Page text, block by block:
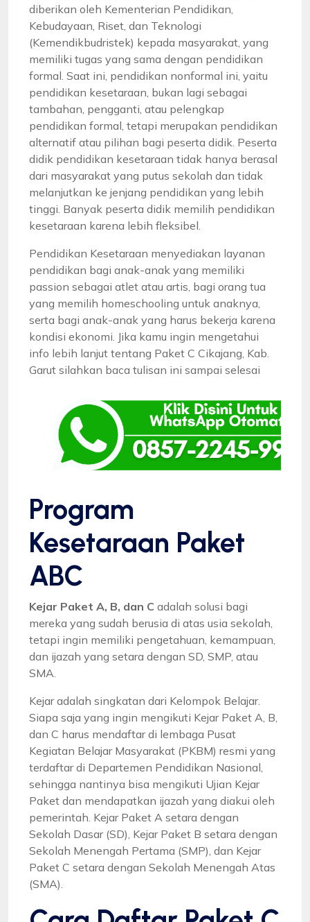
diberikan oleh Kementerian Pendidikan,
Kebudayaan, Riset, dan Teknologi
(Kemendikbudristek) kepada masyarakat, yang
memiliki tugas yang sama dengan pendidikan
formal. Saat ini, pendidikan nonformal ini, yaitu
pendidikan kesetaraan, bukan lagi sebagai
tambahan, pengganti, atau pelengkap
pendidikan formal, tetapi merupakan pendidikan
alternatif atau pilihan bagi peserta didik. Peserta
didik pendidikan kesetaraan tidak hanya berasal
dari masyarakat yang putus sekolah dan tidak
melanjutkan ke jenjang pendidikan yang lebih
tinggi. Banyak peserta didik memilih pendidikan
kesetaraan karena lebih fleksibel.
Pendidikan Kesetaraan menyediakan layanan
pendidikan bagi anak-anak yang memiliki
passion sebagai atlet atau artis, bagi orang tua
yang memilih homeschooling untuk anaknya,
serta bagi anak-anak yang harus bekerja karena
kondisi ekonomi. Jika kamu ingin mengetahui
info lebih lanjut tentang Paket C Cikajang, Kab.
Garut silahkan baca tulisan ini sampai selesai
Program
Kesetaraan Paket
ABC
Kejar Paket A, B, dan C adalah solusi bagi
mereka yang sudah berusia di atas usia sekolah,
tetapi ingin memiliki pengetahuan, kemampuan,
dan ijazah yang setara dengan SD, SMP, atau
SMA.
Kejar adalah singkatan dari Kelompok Belajar.
Siapa saja yang ingin mengikuti Kejar Paket A, B,
dan C harus mendaftar di lembaga Pusat
Kegiatan Belajar Masyarakat (PKBM) resmi yang
terdaftar di Departemen Pendidikan Nasional,
sehingga nantinya bisa mengikuti Ujian Kejar
Paket dan mendapatkan ijazah yang diakui oleh
pemerintah. Kejar Paket A setara dengan
Sekolah Dasar (SD), Kejar Paket B setara dengan
Sekolah Menengah Pertama (SMP), dan Kejar
Paket C setara dengan Sekolah Menengah Atas
(SMA).